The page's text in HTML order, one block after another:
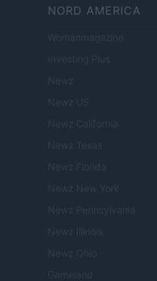
NORD AMERICA
Womanmagazine
Investing Plus
Newz
Newz US
Newz California
Newz Texas
Newz Florida
Newz New York
Newz Pennsylvania
Newz Illinois
Newz Ohio
Gameland